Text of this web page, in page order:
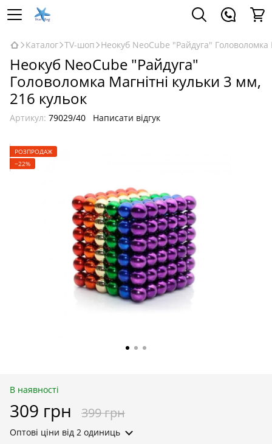
Каталог TV-шоп Неокуб NeoCube "Райдуга" Головоломка
Неокуб NeoCube "Райдуга"
Головоломка Магнітні кульки 3 мм,
216 кульок
Артикул: 79029/40 Написати відгук
РОЗПРОДАЖ
−22%
В наявності
309 грн 399 грн
Оптові ціни від 2 одиниць